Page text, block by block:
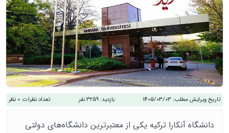
تاریخ ویرایش مطلب: 1405/03/03 بازدید: 3259 نفر تعداد نظرات: 0 نظر
دانشگاه آنکارا ترکیه یکی از معتبرترین دانشگاه‌های دولتی